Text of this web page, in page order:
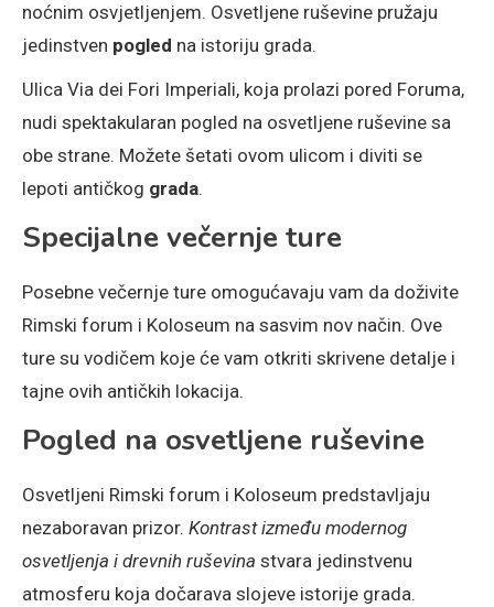
noćnim osvjetljenjem. Osvetljene ruševine pružaju
jedinstven pogled na istoriju grada.
Ulica Via dei Fori Imperiali, koja prolazi pored Foruma,
nudi spektakularan pogled na osvetljene ruševine sa
obe strane. Možete šetati ovom ulicom i diviti se
lepoti antičkog grada.
Specijalne večernje ture
Posebne večernje ture omogućavaju vam da doživite
Rimski forum i Koloseum na sasvim nov način. Ove
ture su vodičem koje će vam otkriti skrivene detalje i
tajne ovih antičkih lokacija.
Pogled na osvetljene ruševine
Osvetljeni Rimski forum i Koloseum predstavljaju
nezaboravan prizor. Kontrast između modernog
osvetljenja i drevnih ruševina stvara jedinstvenu
atmosferu koja dočarava slojeve istorije grada.